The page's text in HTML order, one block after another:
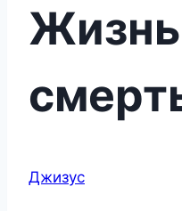
Джизус